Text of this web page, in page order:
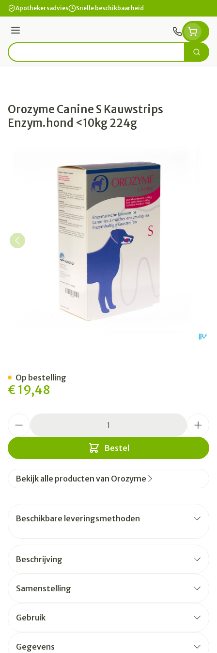
Ga naar de inhoud
Apothekersadvies Snelle beschikbaarheid
Menu
Product, merk, categorie... Zoek
Orozyme Canine S Kauwstrips
Enzym.hond <10kg 224g
€ 19,48
Bestel
Op bestelling
Bekijk alle producten van Orozyme
Beschikbare leveringsmethoden
Beschrijving
Samenstelling
Gebruik
Gegevens